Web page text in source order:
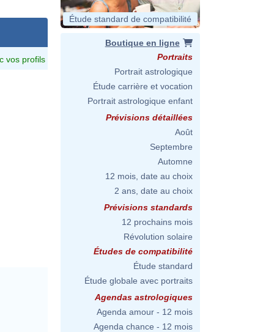
vos profils
Étude standard de compatibilité
Boutique en ligne
Portraits
Portrait astrologique
Étude carrière et vocation
Portrait astrologique enfant
Prévisions détaillées
Août
Septembre
Automne
12 mois, date au choix
2 ans, date au choix
Prévisions standards
12 prochains mois
Révolution solaire
Études de compatibilité
Étude standard
Étude globale avec portraits
Agendas astrologiques
Agenda amour - 12 mois
Agenda chance - 12 mois